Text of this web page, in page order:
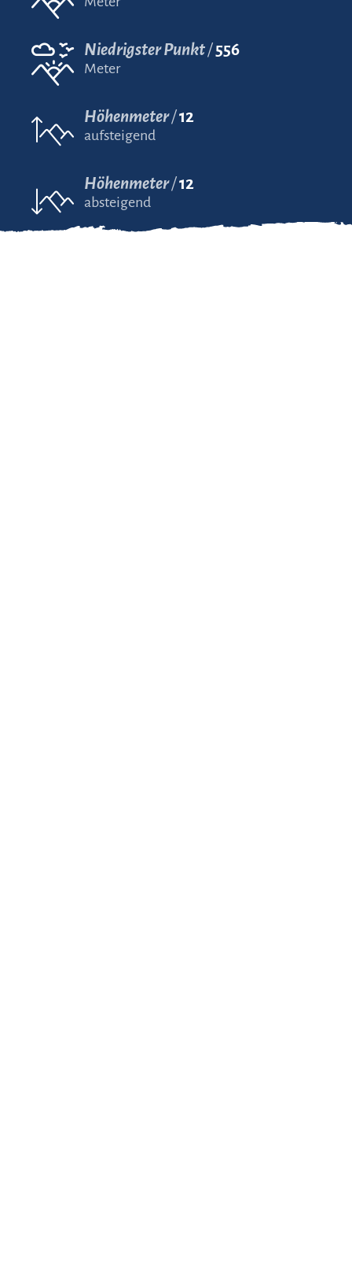
Niedrigster Punkt 556
Meter
Höhenmeter 12
aufsteigend
Höhenmeter 12
absteigend